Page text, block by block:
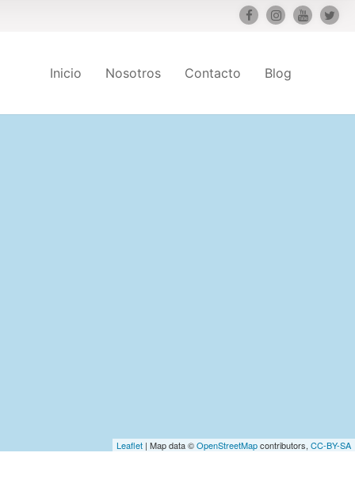
Inicio Nosotros Contacto Blog
Leaflet | Map data ©OpenStreetMapcontributors, CC-BY-SA